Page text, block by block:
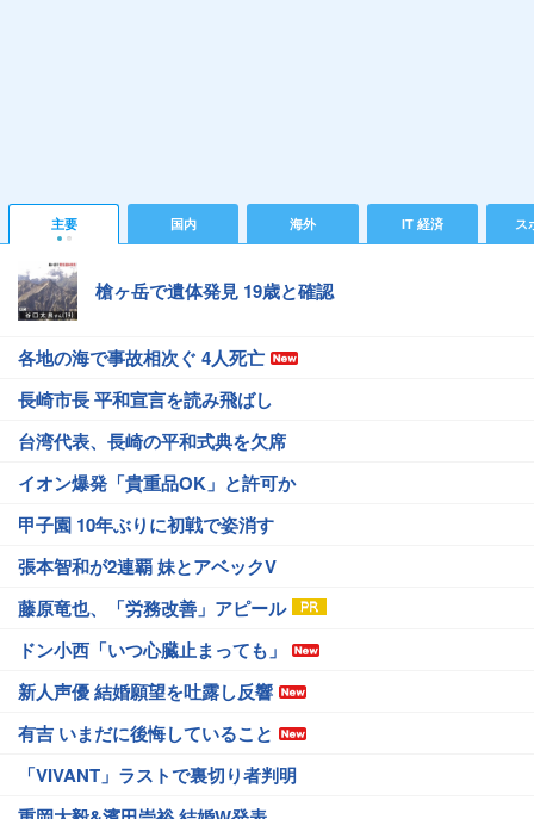
主要 国内 海外 IT 経済 ス
槍ヶ岳で遺体発見 19歳と確認
各地の海で事故相次ぐ 4人死亡
長崎市長 平和宣言を読み飛ばし
台湾代表、長崎の平和式典を欠席
イオン爆発「貴重品OK」と許可か
甲子園 10年ぶりに初戦で姿消す
張本智和が2連覇 妹とアベックV
藤原竜也、「労務改善」アピール
ドン小西「いつ心臓止まっても」
新人声優 結婚願望を吐露し反響
有吉 いまだに後悔していること
「VIVANT」ラストで裏切り者判明